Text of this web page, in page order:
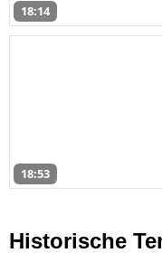
18:14
18:53
Historische